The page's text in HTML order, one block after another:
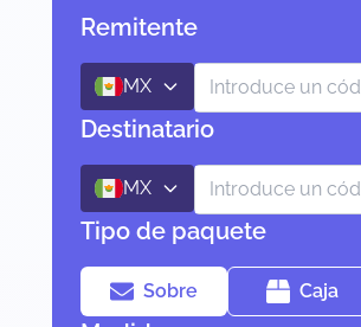
Remitente
MX
Destinatario
MX
Tipo de paquete
Sobre Caja